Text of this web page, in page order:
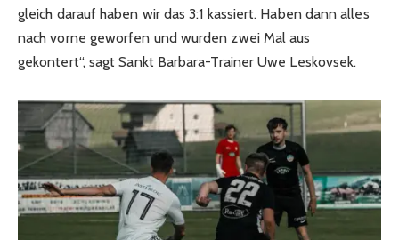
gleich darauf haben wir das 3:1 kassiert. Haben dann alles
nach vorne geworfen und wurden zwei Mal aus
gekontert“, sagt Sankt Barbara-Trainer Uwe Leskovsek.